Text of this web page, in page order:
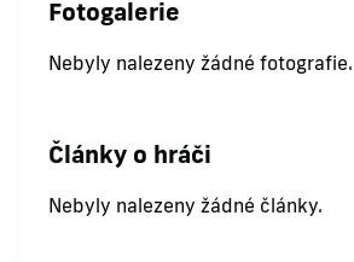
Fotogalerie
Nebyly nalezeny žádné fotografie.
Články o hráči
Nebyly nalezeny žádné články.